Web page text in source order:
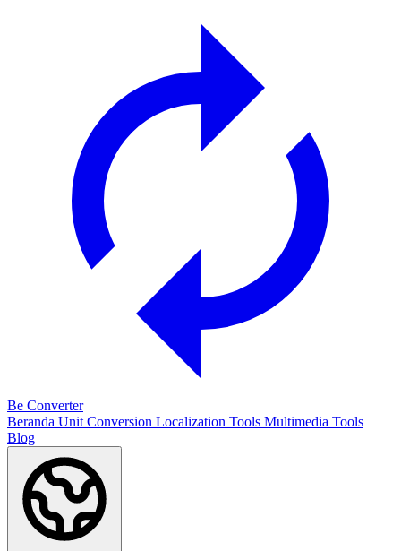
Be Converter
Beranda Unit Conversion Localization Tools Multimedia Tools
Blog